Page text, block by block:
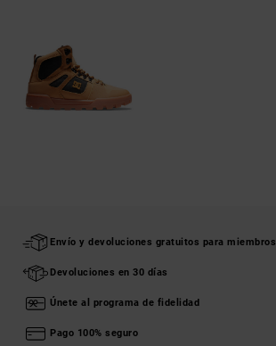
Envío y devoluciones gratuitos para miembros
Devoluciones en 30 días
Únete al programa de fidelidad
Pago 100% seguro